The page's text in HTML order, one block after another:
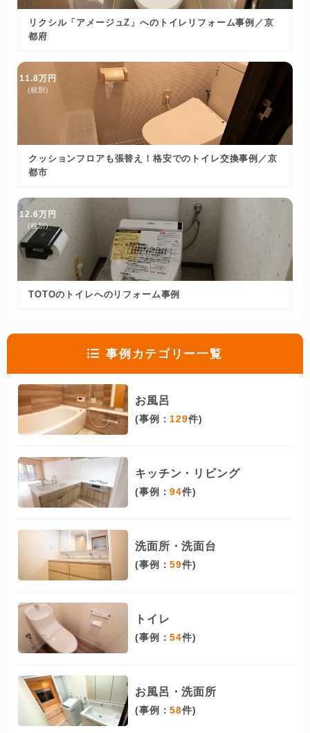
リクシル「アメージュZ」へのトイレリフォーム事例／京
都府
11.8万円
(税別)
クッションフロアも張替え！格安でのトイレ交換事例／京
都市
12.6万円
(税別)
TOTOのトイレへのリフォーム事例
事例カテゴリー一覧
お風呂
(事例： 129件)
キッチン・リビング
(事例：94件)
洗面所・洗面台
(事例：59件)
トイレ
(事例：54件)
お風呂・洗面所
(事例：58件)